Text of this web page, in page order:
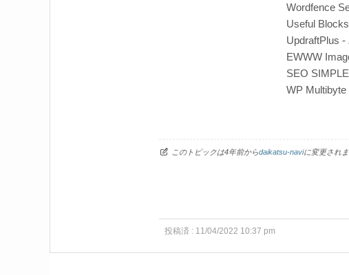
Wordfence
Useful Blocks
UpdraftPlus
EWWW
SEO
WP Multibyte
このトピックは4年前からdaikatsu-naviに変更され
投稿済 : 11/04/2022 10:37 pm